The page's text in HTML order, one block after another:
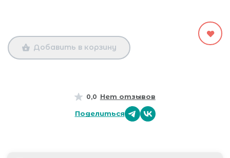
0,0 Нет отзывов
Поделиться
Добавить в корзину